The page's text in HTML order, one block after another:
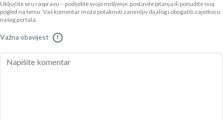
Uključite se u raspravu – podijelite svoje mišljenje, postavite pitanja ili ponudite svoj
pogled na temu. Vaš komentar može potaknuti zanimljiv dijalog i obogatiti zajednicu
našeg portala.
Važna obavijest !